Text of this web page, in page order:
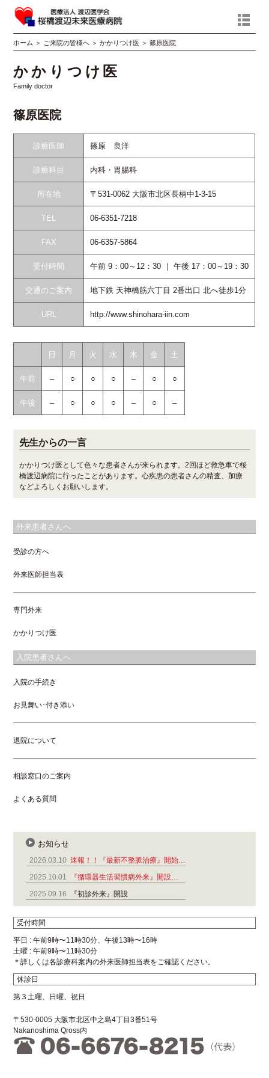
ホーム ＞ ご来院の皆様へ ＞かかりつけ医 ＞篠原医院
かかりつけ医
Family doctor
篠原医院
診療医師 篠原 良洋
診療科目 内科・胃腸科
所在地 〒531-0062 大阪市北区長柄中1-3-15
TEL 06-6351-7218
FAX 06-6357-5864
受付時間 午前 9：00～12：30 ｜ 午後 17：00～19：30
交通のご案内 地下鉄 天神橋筋六丁目 2番出口 北へ徒歩1分
URL http://www.shinohara-iin.com
日 月 火 水 木 金 土
午前 – ○ ○ ○ – ○ ○
午後 – ○ ○ ○ – ○ –
先生からの一言
かかりつけ医として色々な患者さんが来られます。2回ほど救急車で桜
橋渡辺病院に行ったことがあります。心疾患の患者さんの精査、加療
などよろしくお願いします。
外来患者さんへ
受診の方へ
外来医師担当表
専門外来
かかりつけ医
入院患者さんへ
入院の手続き
お見舞い･付き添い
退院について
相談窓口のご案内
よくある質問
お知らせ
2026.03.10 速報！！『最新不整脈治療』開始…
2025.10.01
『循環器生活習慣病外来』開設…
2025.09.16
『初診外来』開設
受付時間
平日 : 午前9時〜11時30分、午後13時〜16時
土曜 : 午前9時〜11時30分
＊詳しくは各診療科案内の外来医師担当表をご確認ください。
休診日
第３土曜、日曜、祝日
〒530-0005 大阪市北区中之島4丁目3番51号
Nakanoshima Qross内